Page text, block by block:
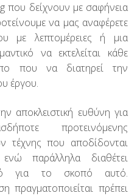
που δείχνουν με σαφήνεια
να μας αναφέρετε
με λεπτομέρειες ή μια
να εκτελείται κάθε
που να διατηρεί την
έργου.
αποκλειστική ευθύνη για
προτεινόμενης
τέχνης που αποδίδονται
παράλληλα διαθέτει
για το σκοπό αυτό.
πραγματοποιείται πρέπει